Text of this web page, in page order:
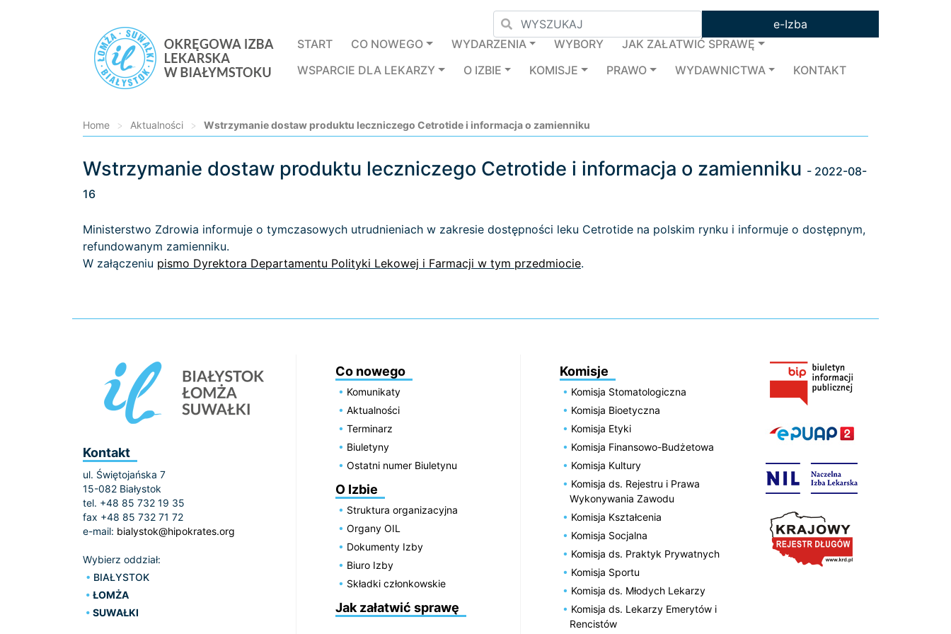
e-Izba
START
CO NOWEGO WYDARZENIA WYBORY
JAK ZAŁATWIĆ SPRAWĘ
WSPARCIE DLA LEKARZY
O IZBIE KOMISJE PRAWO WYDAWNICTWA KONTAKT
Home > Aktualności > Wstrzymanie dostaw produktu leczniczego Cetrotide i informacja o zamienniku
Wstrzymanie dostaw produktu leczniczego Cetrotide i informacja o zamienniku - 2022-08-
16
Ministerstwo Zdrowia informuje o tymczasowych utrudnieniach w zakresie dostępności leku Cetrotide na polskim rynku i informuje o dostępnym,
refundowanym zamienniku.
W załączeniu pismo Dyrektora Departamentu Polityki Lekowej i Farmacji w tym przedmiocie.
Kontakt
ul. Świętojańska 7
15-082 Białystok
tel. +48 85 732 19 35
fax +48 85 732 71 72
e-mail: bialystok@hipokrates.org
Wybierz oddział:
BIAŁYSTOK
ŁOMŻA
SUWAŁKI
Co nowego
Komunikaty
Aktualności
Terminarz
Biuletyny
Ostatni numer Biuletynu
O Izbie
Struktura organizacyjna
Organy OIL
Dokumenty Izby
Biuro Izby
Składki członkowskie
Jak załatwić sprawę
Komisje
Komisja Stomatologiczna
Komisja Bioetyczna
Komisja Etyki
Komisja Finansowo-Budżetowa
Komisja Kultury
Komisja ds. Rejestru i Prawa
Wykonywania Zawodu
Komisja Kształcenia
Komisja Socjalna
Komisja ds. Praktyk Prywatnych
Komisja Sportu
Komisja ds. Młodych Lekarzy
Komisja ds. Lekarzy Emerytów i
Rencistów